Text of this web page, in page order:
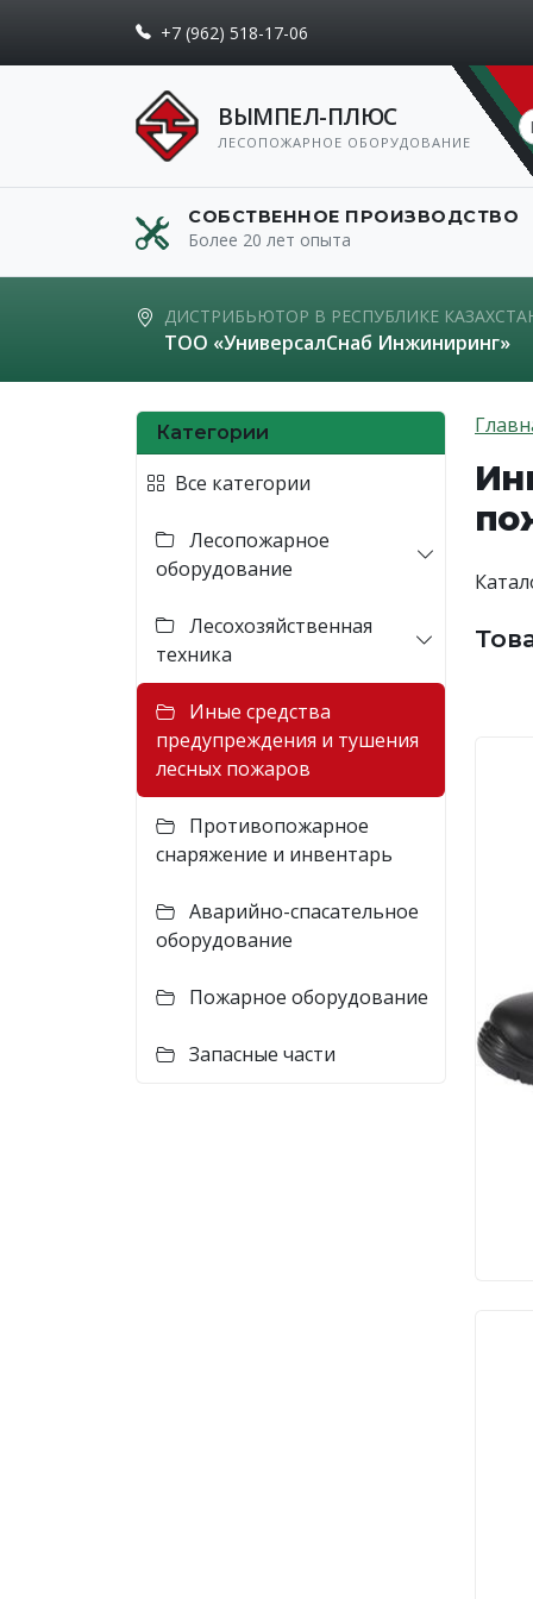
+7 (962) 518-17-06
ВЫМПЕЛ-ПЛЮС
ЛЕСОПОЖАРНОЕ ОБОРУДОВАНИЕ
СОБСТВЕННОЕ ПРОИЗВОДСТВО
Более 20 лет опыта
ДИСТРИБЬЮТОР В РЕСПУБЛИКЕ
ТОО «УниверсалСнаб Инжиниринг»
Категории
Все категории
Лесопожарное
оборудование
Лесохозяйственная
техника
Иные средства
предупреждения и тушения
лесных пожаров
Противопожарное
снаряжение и инвентарь
Аварийно-спасательное
оборудование
Пожарное оборудование
Запасные части